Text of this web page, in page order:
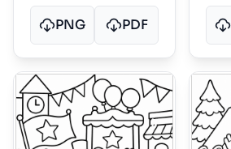
PNG PDF